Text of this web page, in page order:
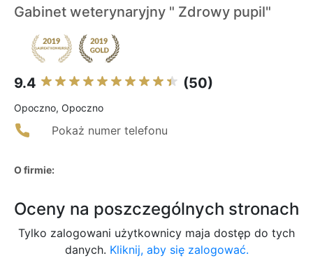
Gabinet weterynaryjny " Zdrowy pupil"
9.4 (50)
Opoczno, Opoczno
Pokaż numer telefonu
O firmie:
Oceny na poszczególnych stronach
Tylko zalogowani użytkownicy maja dostęp do tych
danych. Kliknij, aby się zalogować.